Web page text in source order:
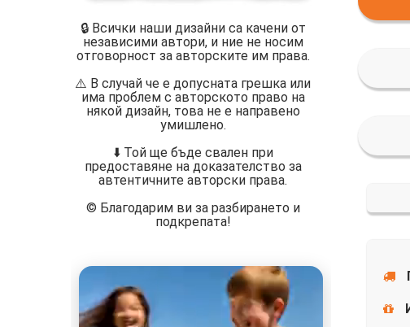
🔒 Всички наши дизайни са качени от
независими автори, и ние не носим
отговорност за авторските им права.
⚠️ В случай че е допусната грешка или
има проблем с авторското право на
някой дизайн, това не е направено
умишлено.
⬇️ Той ще бъде свален при
предоставяне на доказателство за
автентичните авторски права.
©️ Благодарим ви за разбирането и
подкрепата!